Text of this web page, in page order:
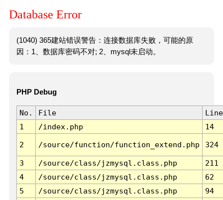
Database Error
(1040) 365建站错误警告：连接数据库失败，可能的原
因：1、数据库密码不对; 2、mysql未启动。
PHP Debug
No. File
Line
1
/index.php 14
2 /source/function/function_extend.php 324
3 /source/class/jzmysql.class.php
211
4
/source/class/jzmysql.class.php
62
5
/source/class/jzmysql.class.php
94